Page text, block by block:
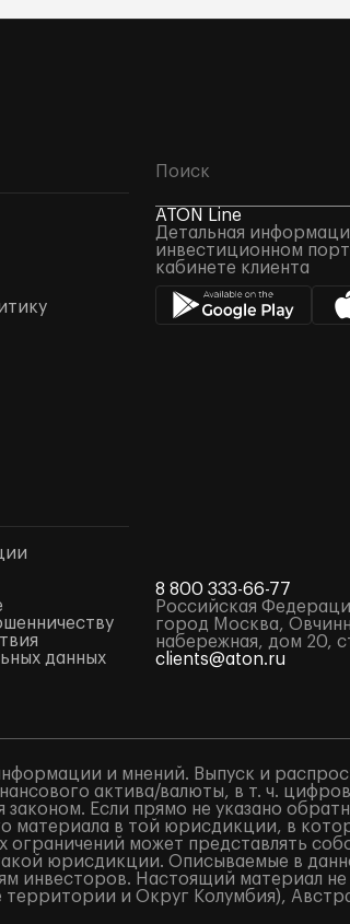
данных
ATON Line
Детальная
инвестиционном
кабинете клиента
8 800 333-66-77
Российская
город Москва,
набережная, дом 20,
clients@aton.ru
и мнений. Выпуск и
актива/валюты, в т. ч.
Если прямо не указано
материала в той юрисдикции, в
может представлять
юрисдикции. Описываемые в
инвесторов. Настоящий материал не
и Округ Колумбия),